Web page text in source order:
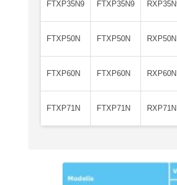
FTXP35N9 FTXP35N9
FTXP50N FTXP50N RXP50N
FTXP60N FTXP60N RXP60N
FTXP71N FTXP71N RXP71N